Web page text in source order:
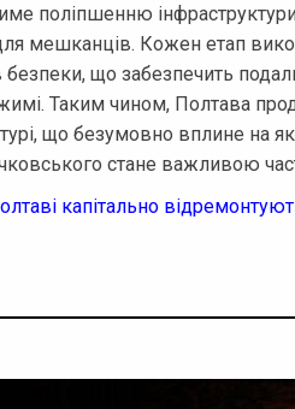
поліпшенню
мешканців. Кожен етап
безпеки, що забезпечить
Таким чином, Полтава
що безумовно вплине на
стане важливою
капітально